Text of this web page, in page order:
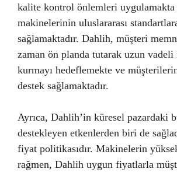
kalite kontrol önlemleri uygulamakta
makinelerinin uluslararası
sağlamaktadır. Dahlih, müşteri
zaman ön planda tutarak uzun
kurmayı hedeflemekte ve
destek sağlamaktadır.
Ayrıca, Dahlih’in küresel pazardaki
destekleyen etkenlerden biri de
fiyat politikasıdır. Makinelerin
rağmen, Dahlih uygun fiyatlarla